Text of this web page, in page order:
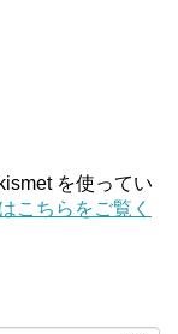
を使ってい
こちらをご覧く